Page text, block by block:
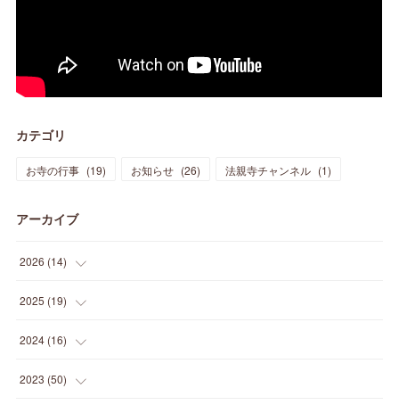
カテゴリ
お寺の行事 (19) お知らせ (26) 法親寺チャンネル (1)
アーカイブ
2026 (14)
(3
(3
(3
2025 (19)
(1
(1
2024 (16)
(3
2023 (50)